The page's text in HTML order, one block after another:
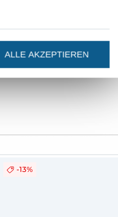
entstand
von
Schritt-
Weg
-13%
ALLE AKZEPTIEREN